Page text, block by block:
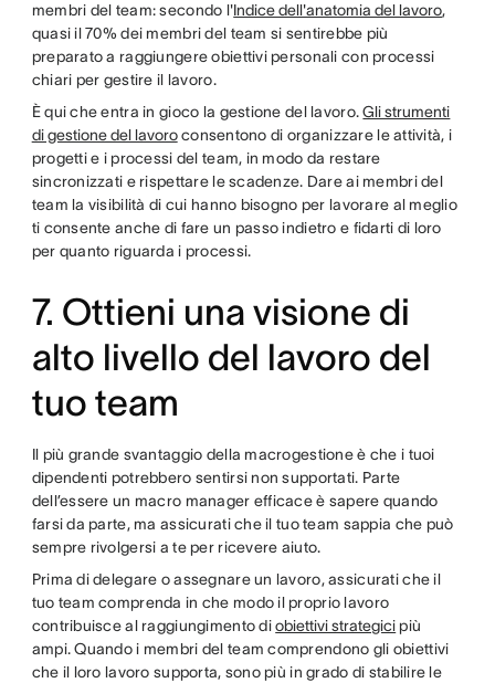
membri del team: secondo l'Indice dell'anatomia del lavoro,
quasi il 70% dei membri del team si sentirebbe più
preparato a raggiungere obiettivi personali con processi
chiari per gestire il lavoro.
È qui che entra in gioco la gestione del lavoro.Gli strumenti
di gestione del lavoroconsentono di organizzare le attività, i
progetti e i processi del team, in modo da restare
sincronizzati e rispettare le scadenze. Dare ai membri del
team la visibilità di cui hanno bisogno per lavorare al meglio
ti consente anche di fare un passo indietro e fidarti di loro
per quanto riguarda i processi.
7. Ottieni una visione di
alto livello del lavoro del
tuo team
Il più grande svantaggio della macrogestione è che i tuoi
dipendenti potrebbero sentirsi non supportati. Parte
dell’essere un macro manager efficace è sapere quando
farsi da parte, ma assicurati che il tuo team sappia che può
sempre rivolgersi a te per ricevere aiuto.
Prima di delegare o assegnare un lavoro, assicurati che il
tuo team comprenda in che modo il proprio lavoro
contribuisce al raggiungimento diobiettivi strategici più
ampi. Quando i membri del team comprendono gli obiettivi
che il loro lavoro supporta, sono più in grado di stabilire le